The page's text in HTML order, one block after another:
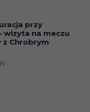
przy
wizyta na meczu
z Chrobrym